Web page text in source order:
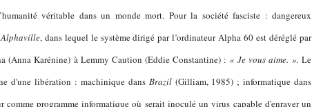
véritable dans un monde mort. Pour la société fasciste : dangereux
Alphaville, dans lequel le système dirigé par l’ordinateur Alpha 60 est déréglé par
(Anna Karénine) à Lemmy Caution (Eddie Constantine) : « Je vous aime. ». Le
d'une libération : machinique dans Brazil (Gilliam, 1985) ; informatique dans
comme programme informatique où serait inoculé un virus capable d'enrayer un